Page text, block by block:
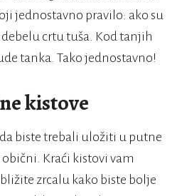
jednostavno pravilo: ako su
crtu tuša. Kod tanjih
tanka. Tako jednostavno!
kistove
biste trebali uložiti u putne
Kraći kistovi vam
zrcalu kako biste bolje